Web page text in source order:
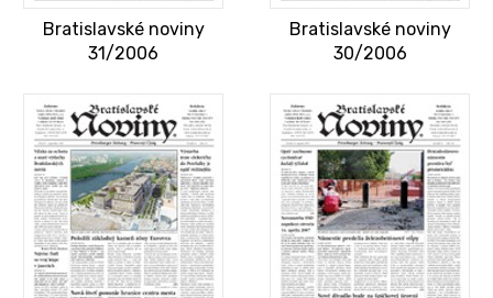
Bratislavské noviny
31/2006
Bratislavské noviny
30/2006